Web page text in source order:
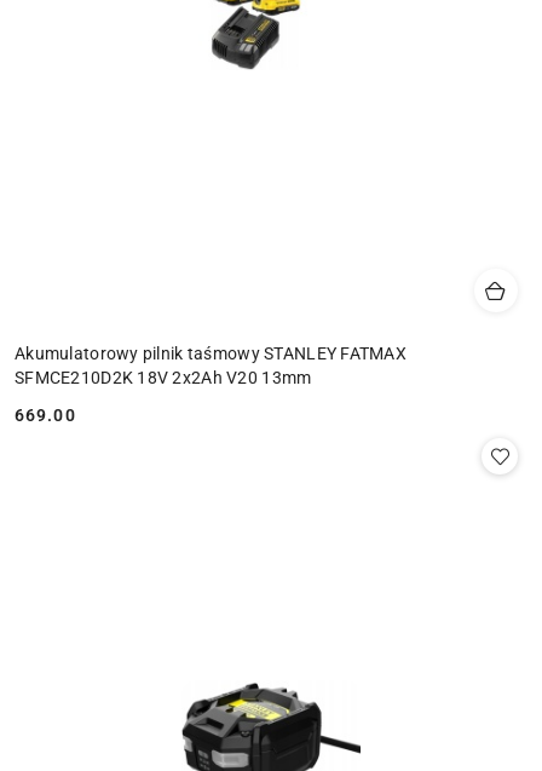
Akumulatorowy pilnik taśmowy STANLEY FATMAX
SFMCE210D2K 18V 2x2Ah V20 13mm
Cena:
669.00